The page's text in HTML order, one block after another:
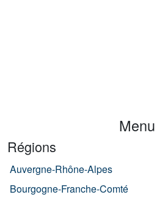
Menu
Régions
Auvergne-Rhône-Alpes
Bourgogne-Franche-Comté